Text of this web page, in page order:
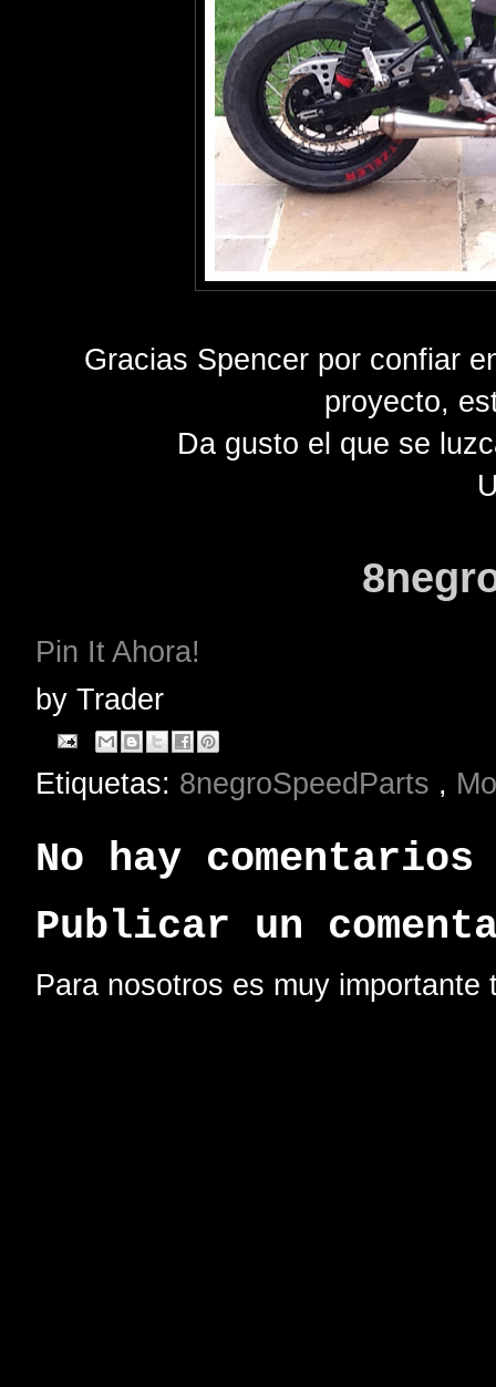
Gracias Spencer por confiar
proyecto,
Da gusto el que se
Pin It Ahora!
by Trader
Etiquetas: 8negroSpeedParts ,
No hay
Publicar un
Para nosotros es muy